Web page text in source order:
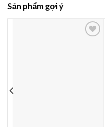
Sản phẩm gợi ý